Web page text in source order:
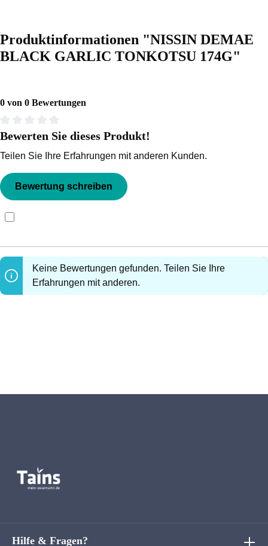
Produktinformationen "NISSIN DEMAE
BLACK GARLIC TONKOTSU 174G"
0 von 0 Bewertungen
Durchschnittliche Bewertung von 0 von 5 Sternen
Bewerten Sie dieses Produkt!
Teilen Sie Ihre Erfahrungen mit anderen Kunden.
Bewertung schreiben
Keine Bewertungen gefunden. Teilen Sie Ihre
Erfahrungen mit anderen.
Hilfe & Fragen?